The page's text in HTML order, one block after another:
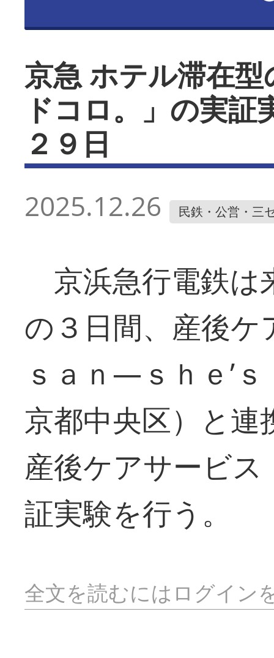
京急 ホテル滞在
ドコロ。」の実
２９日
2025.12.26 民鉄・公営・三
京浜急行電鉄は
の３日間、産後
ｓａｎ―ｓｈｅ’
京都中央区）と
産後ケアサービ
証実験を行う。
全文を読むにはログイン